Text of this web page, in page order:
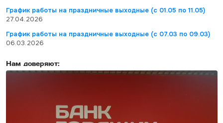
График работы на праздничные выходные (с 01.05 по 11.05)
27.04.2026
График работы на праздничные выходные (с 07.03 по 09.03)
06.03.2026
Нам доверяют: